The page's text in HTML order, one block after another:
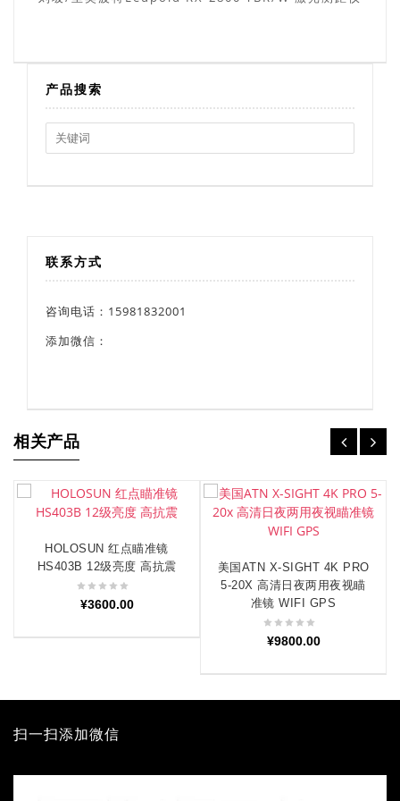
产品搜索
Search
for:
联系方式
咨询电话：15981832001
添加微信：
相关产品
加入购物车
HOLOSUN 红点瞄准镜
HS403B 12级亮度 高抗震
¥3600.00
加入购物车
美国ATN X-SIGHT 4K PRO
5-20X 高清日夜两用夜视瞄
准镜 WIFI GPS
¥9800.00
扫一扫添加微信